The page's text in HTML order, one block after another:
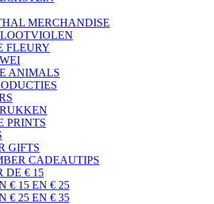
MERCHANDISE
FLEURY
ANIMALS
PRINTS
GIFTS
CADEAUTIPS
DE € 15
€ 15 EN € 25
€ 25 EN € 35